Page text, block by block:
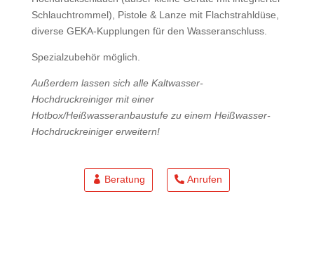
Schlauchtrommel), Pistole & Lanze mit Flachstrahldüse,
diverse GEKA-Kupplungen für den Wasseranschluss.
Spezialzubehör möglich.
Außerdem lassen sich alle Kaltwasser-
Hochdruckreiniger mit einer
Hotbox/Heißwasseranbaustufe zu einem Heißwasser-
Hochdruckreiniger erweitern!
Beratung Anrufen